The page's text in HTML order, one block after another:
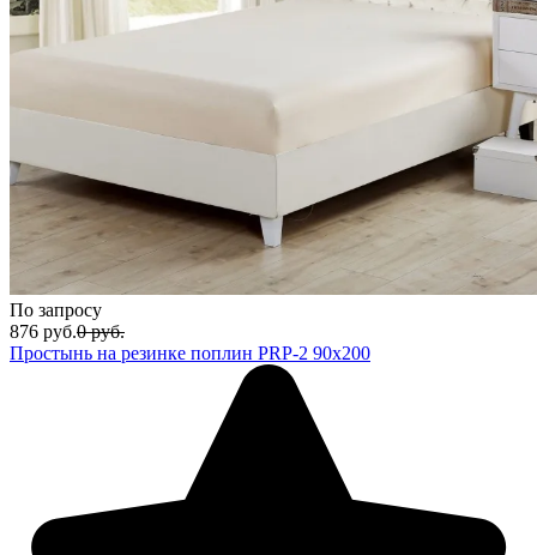
По запросу
876 руб.0 руб.
Простынь на резинке поплин PRP-2 90х200